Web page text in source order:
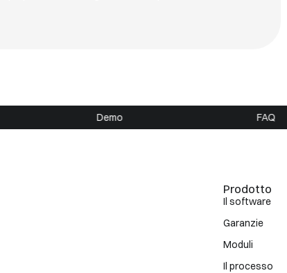
Demo FAQ
Prodotto
Il software
Garanzie
Moduli
Il processo